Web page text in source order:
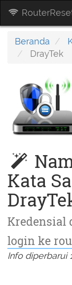
Beranda
DrayTek
Kata
Kredensial
login ke
Info diperbarui